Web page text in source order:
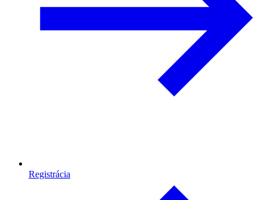
Registrácia